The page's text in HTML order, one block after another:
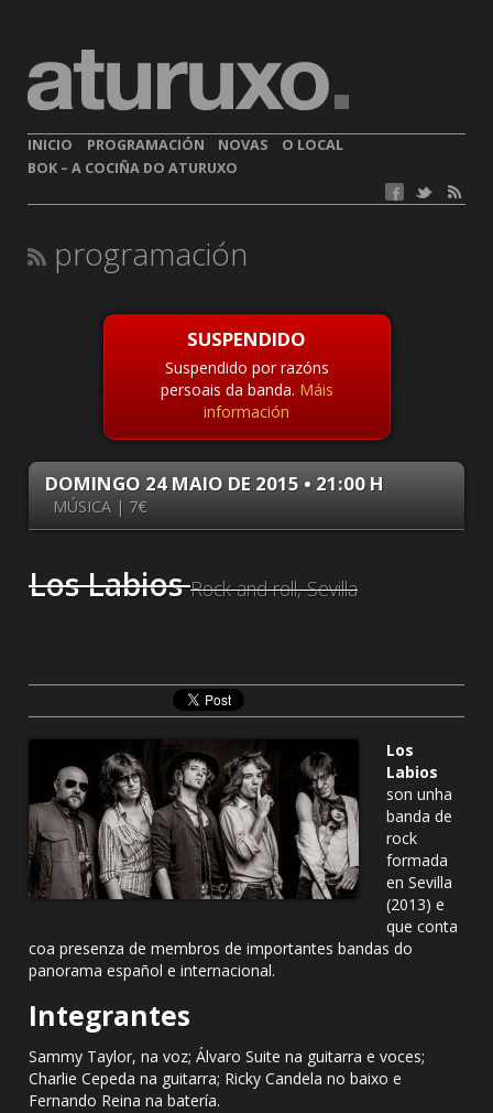
INICIO PROGRAMACIÓN NOVAS
O LOCAL
BOK – A COCIÑA DO ATURUXO
programación
SUSPENDIDO
Suspendido por razóns
persoais da banda. Máis
información
DOMINGO 24 MAIO DE 2015 • 21:00 H
MÚSICA | 7€
Los LabiosRock and roll, Sevilla
Los
Labios
son unha
banda de
rock
formada
en Sevilla
(2013) e
que conta
coa presenza de membros de importantes bandas do
panorama español e internacional.
Integrantes
Sammy Taylor, na voz; Álvaro Suite na guitarra e voces;
Charlie Cepeda na guitarra; Ricky Candela no baixo e
Fernando Reina na batería.